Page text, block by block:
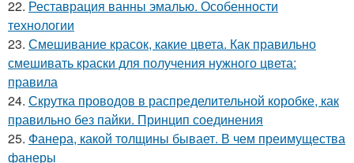
22. Реставрация ванны эмалью. Особенности
технологии
23. Смешивание красок, какие цвета. Как правильно
смешивать краски для получения нужного цвета:
правила
24. Скрутка проводов в распределительной коробке, как
правильно без пайки. Принцип соединения
25. Фанера, какой толщины бывает. В чем преимущества
фанеры